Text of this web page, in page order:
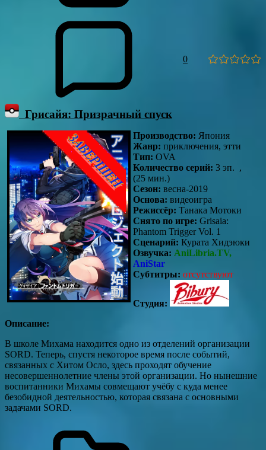
0
Грисайя: Призрачный спуск
Производство: Япония
Жанр: приключения, этти
Тип: OVA
Количество серий: 3 эп. ,
(25 мин.)
Сезон: весна-2019
Основа: видеоигра
Режиссёр: Танака Мотоки
Снято по игре: Grisaia:
Phantom Trigger Vol. 1
Сценарий: Курата Хидэюки
Озвучка: AniLibria.TV,
AniStar
Субтитры: отсутствуют
Студия:
Описание:
В школе Михама находится одно из отделений организации
SORD. Теперь, спустя некоторое время после событий,
связанных с Хитом Осло, здесь проходят обучение
несовершеннолетние члены этой организации. Но нынешние
воспитанники Михамы совмещают учёбу c куда менее
безобидной деятельностью, которая связана с основными
задачами SORD.